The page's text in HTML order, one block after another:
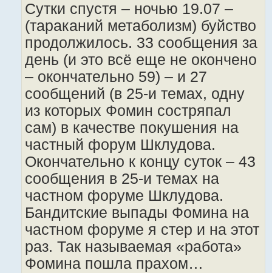
Сутки спустя – ночью 19.07 –
(тараканий метаболизм) буйство
продолжилось. 33 сообщения за
день (и это всё еще не окончено
– окончательно 59) – и 27
сообщений (в 25-и темах, одну
из которых Фомин состряпал
сам) в качестве покушения на
частный форум Шклудова.
Окончательно к концу суток – 43
сообщения в 25-и темах на
частном форуме Шклудова.
Бандитские выпады Фомина на
частном форуме я стер и на этот
раз. Так называемая «работа»
Фомина пошла прахом…